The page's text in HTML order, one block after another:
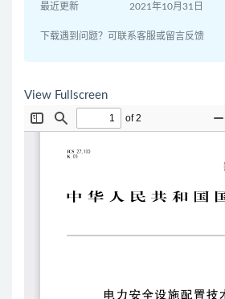
最近更新 2021年10月31日
下载遇到问题？可联系客服或留言反馈
View Fullscreen